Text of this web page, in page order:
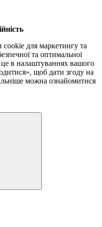
для маркетингу та
та оптимальної
в налаштуваннях вашого
щоб дати згоду на
можна ознайомитися